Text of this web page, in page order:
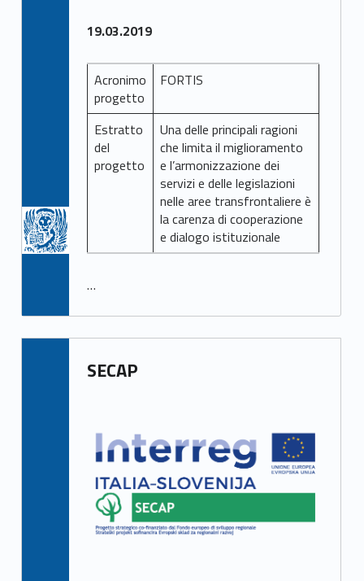
19.03.2019
Acronimo
progetto
FORTIS
Estratto
del
progetto
Una delle principali ragioni
che limita il miglioramento
e l’armonizzazione dei
servizi e delle legislazioni
nelle aree transfrontaliere è
la carenza di cooperazione
e dialogo istituzionale
…
SECAP